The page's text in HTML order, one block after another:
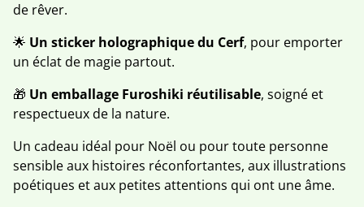
de rêver.
🌟 Un sticker holographique du Cerf, pour emporter
un éclat de magie partout.
🎁 Un emballage Furoshiki réutilisable, soigné et
respectueux de la nature.
Un cadeau idéal pour Noël ou pour toute personne
sensible aux histoires réconfortantes, aux illustrations
poétiques et aux petites attentions qui ont une âme.